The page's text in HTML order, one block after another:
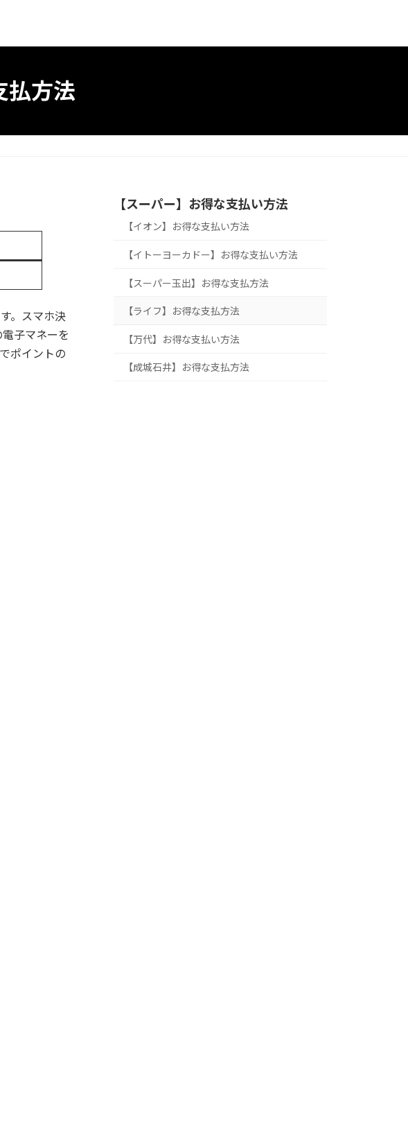
払方法
。スマホ決
子マネーを
ポイントの
【スーパー】お得な支払い方法
【イオン】お得な支払い方法
【イトーヨーカドー】お得な支払い方法
【スーパー玉出】お得な支払方法
【ライフ】お得な支払方法
【万代】お得な支払い方法
【成城石井】お得な支払方法